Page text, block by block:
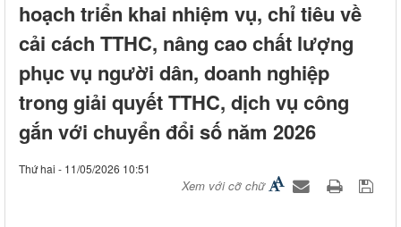
hoạch triển khai nhiệm vụ, chỉ tiêu về
cải cách TTHC, nâng cao chất lượng
phục vụ người dân, doanh nghiệp
trong giải quyết TTHC, dịch vụ công
gắn với chuyển đổi số năm 2026
Thứ hai - 11/05/2026 10:51
Xem với cỡ chữ